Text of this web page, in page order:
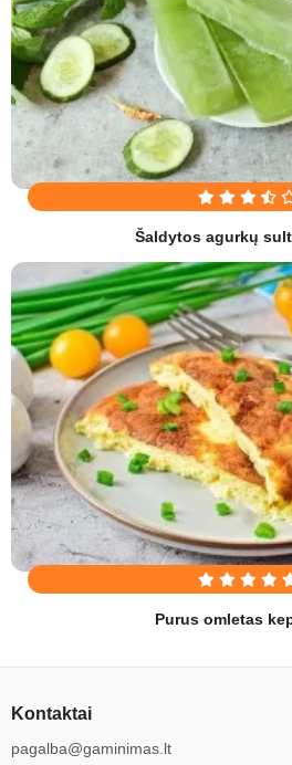
Šaldytos agurkų
Purus omletas
Kontaktai
pagalba@gaminimas.lt